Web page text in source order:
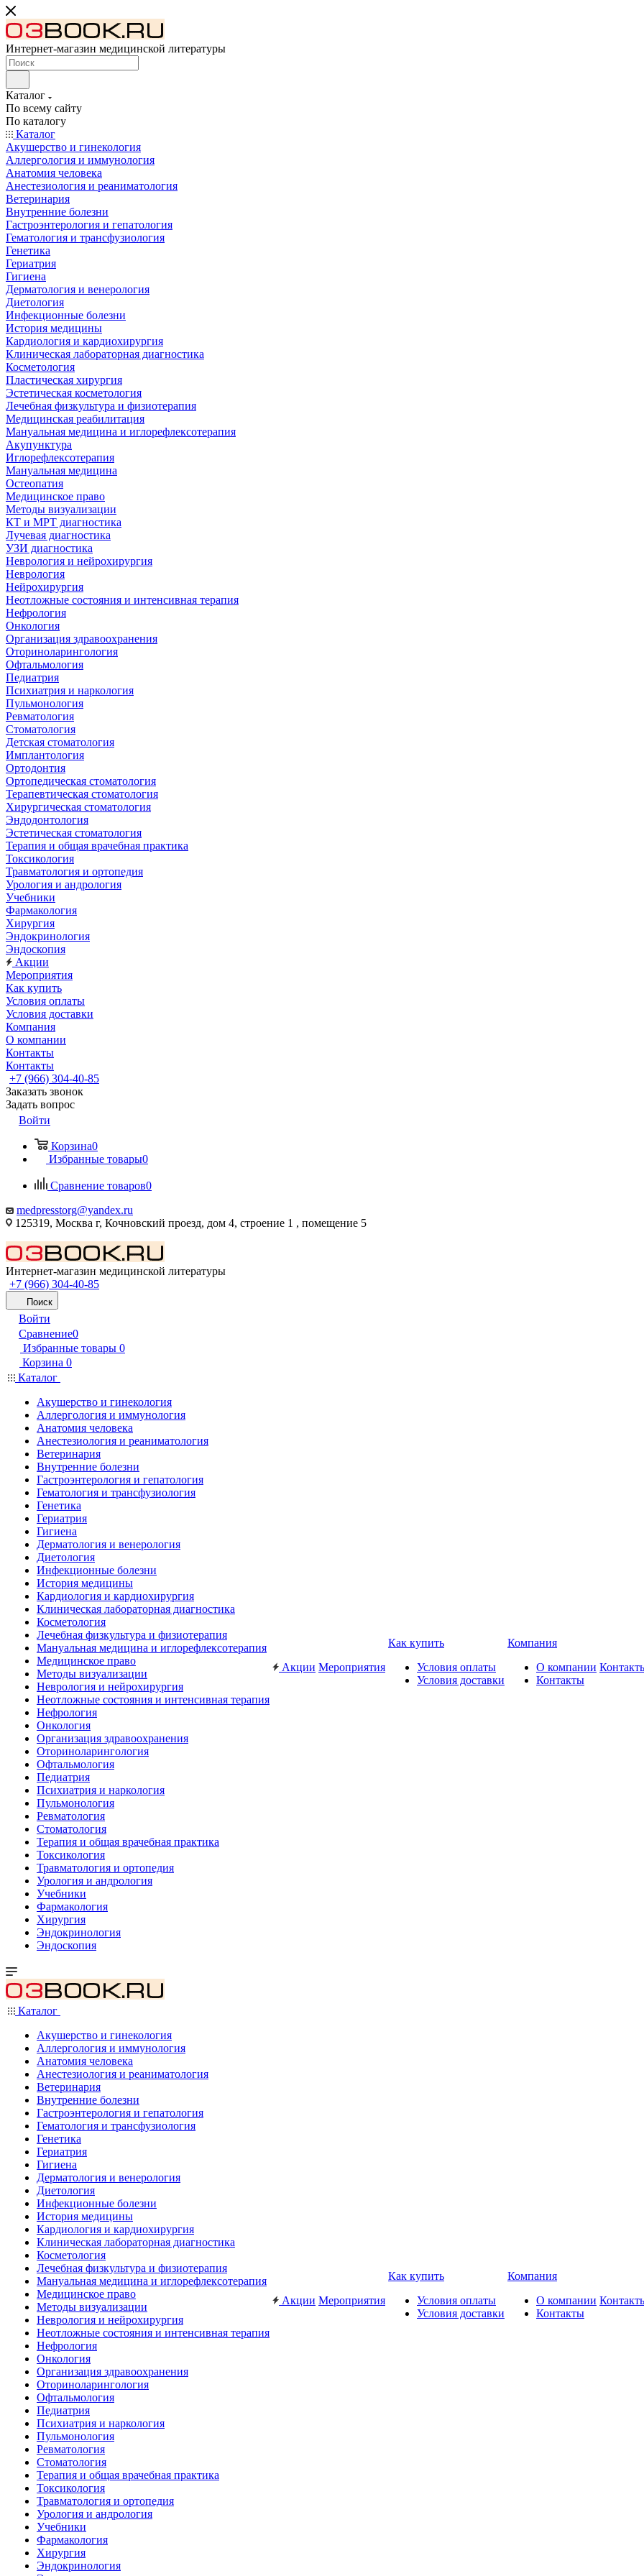
Интернет-магазин медицинской литературы
Каталог
По всему сайту
По каталогу
Каталог
Акушерство и гинекология
Аллергология и иммунология
Анатомия человека
Анестезиология и реаниматология
Ветеринария
Внутренние болезни
Гастроэнтерология и гепатология
Гематология и трансфузиология
Генетика
Гериатрия
Гигиена
Дерматология и венерология
Диетология
Инфекционные болезни
История медицины
Кардиология и кардиохирургия
Клиническая лабораторная диагностика
Косметология
Пластическая хирургия
Эстетическая косметология
Лечебная физкультура и физиотерапия
Медицинская реабилитация
Мануальная медицина и иглорефлексотерапия
Акупунктура
Иглорефлексотерапия
Мануальная медицина
Остеопатия
Медицинское право
Методы визуализации
КТ и МРТ диагностика
Лучевая диагностика
УЗИ диагностика
Неврология и нейрохирургия
Неврология
Нейрохирургия
Неотложные состояния и интенсивная терапия
Нефрология
Онкология
Организация здравоохранения
Оториноларингология
Офтальмология
Педиатрия
Психиатрия и наркология
Пульмонология
Ревматология
Стоматология
Детская стоматология
Имплантология
Ортодонтия
Ортопедическая стоматология
Терапевтическая стоматология
Хирургическая стоматология
Эндодонтология
Эстетическая стоматология
Терапия и общая врачебная практика
Токсикология
Травматология и ортопедия
Урология и андрология
Учебники
Фармакология
Хирургия
Эндокринология
Эндоскопия
Акции
Мероприятия
Как купить
Условия оплаты
Условия доставки
Компания
О компании
Контакты
Контакты
+7 (966) 304-40-85
Заказать звонок
Задать вопрос
Войти
Корзина0
Избранные товары0
Сравнение товаров0
medpresstorg@yandex.ru
125319, Москва г, Кочновский проезд, дом 4, строение 1 , помещение 5
Интернет-магазин медицинской литературы
+7 (966) 304-40-85
Поиск
Войти
Сравнение0
Избранные товары 0
Корзина 0
Каталог
Акушерство и гинекология
Аллергология и иммунология
Анатомия человека
Анестезиология и реаниматология
Ветеринария
Внутренние болезни
Гастроэнтерология и гепатология
Гематология и трансфузиология
Генетика
Гериатрия
Гигиена
Дерматология и венерология
Диетология
Инфекционные болезни
История медицины
Кардиология и кардиохирургия
Клиническая лабораторная диагностика
Косметология
Лечебная физкультура и физиотерапия
Мануальная медицина и иглорефлексотерапия
Медицинское право
Методы визуализации
Неврология и нейрохирургия
Неотложные состояния и интенсивная терапия
Нефрология
Онкология
Организация здравоохранения
Оториноларингология
Офтальмология
Педиатрия
Психиатрия и наркология
Пульмонология
Ревматология
Стоматология
Терапия и общая врачебная практика
Токсикология
Травматология и ортопедия
Урология и андрология
Учебники
Фармакология
Хирургия
Эндокринология
Эндоскопия
Акции Мероприятия
Как купить
Условия оплаты
Условия доставки
Компания
О компании
Контакты
Каталог
Акушерство и гинекология
Аллергология и иммунология
Анатомия человека
Анестезиология и реаниматология
Ветеринария
Внутренние болезни
Гастроэнтерология и гепатология
Гематология и трансфузиология
Генетика
Гериатрия
Гигиена
Дерматология и венерология
Диетология
Инфекционные болезни
История медицины
Кардиология и кардиохирургия
Клиническая лабораторная диагностика
Косметология
Лечебная физкультура и физиотерапия
Мануальная медицина и иглорефлексотерапия
Медицинское право
Методы визуализации
Неврология и нейрохирургия
Неотложные состояния и интенсивная терапия
Нефрология
Онкология
Организация здравоохранения
Оториноларингология
Офтальмология
Педиатрия
Психиатрия и наркология
Пульмонология
Ревматология
Стоматология
Терапия и общая врачебная практика
Токсикология
Травматология и ортопедия
Урология и андрология
Учебники
Фармакология
Хирургия
Эндокринология
Акции Мероприятия
Как купить
Условия оплаты
Условия доставки
Компания
О компании
Контакты